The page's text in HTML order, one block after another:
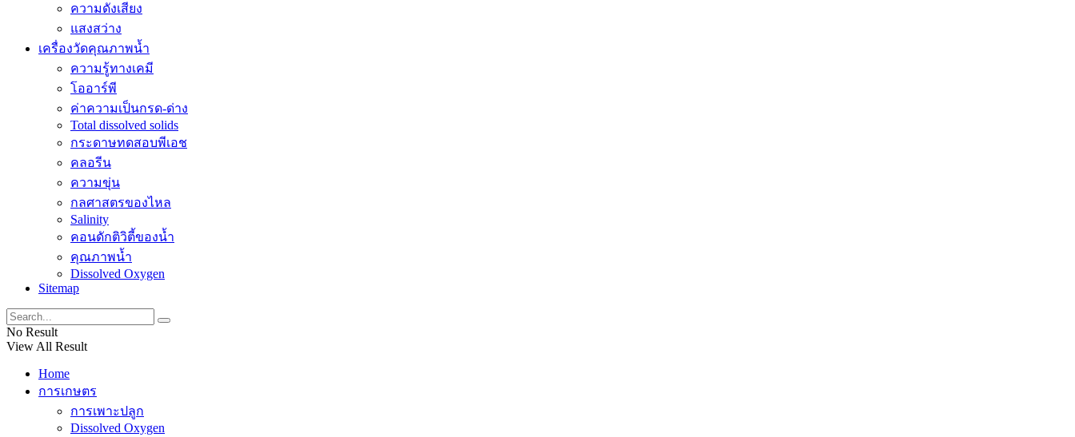
ความดังเสียง
แสงสว่าง
เครื่องวัดคุณภาพน้ำ
ความรู้ทางเคมี
โออาร์พี
ค่าความเป็นกรด-ด่าง
Total dissolved solids
กระดาษทดสอบพีเอช
คลอรีน
ความขุ่น
กลศาสตรของไหล
Salinity
คอนดักติวิตี้ของน้ำ
คุณภาพน้ำ
Dissolved Oxygen
Sitemap
No Result
View All Result
Home
การเกษตร
การเพาะปลูก
Dissolved Oxygen